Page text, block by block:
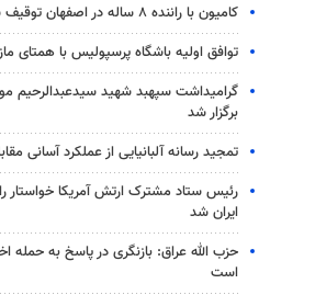
کامیون با راننده ۸ ساله در اصفهان توقیف شد
توافق اولیه باشگاه پرسپولیس با همتای
گرامیداشت سپهبد شهید سیدعبدالرحیم
برگزار شد
تمجید رسانه آلبانیایی از عملکرد آسانی
رئیس ستاد مشترک ارتش آمریکا خواستار
ایران شد
حزب الله عراق: بازنگری در پاسخ به حمله
است